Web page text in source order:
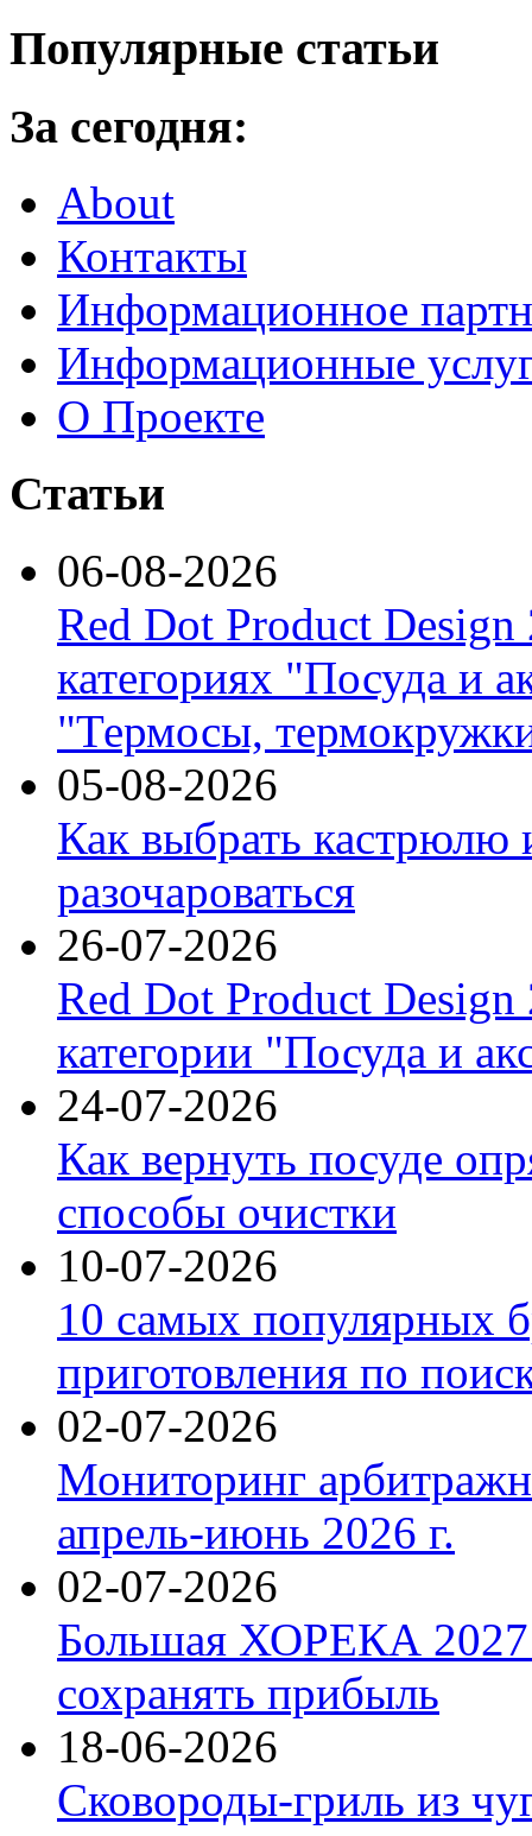
Популярные статьи
За сегодня:
About
Контакты
Информационное
Информационные
О Проекте
Статьи
06-08-2026
Red Dot Product Design
категориях "Посуда и
"Термосы,
05-08-2026
Как выбрать кастрюлю
разочароваться
26-07-2026
Red Dot Product Design
категории "Посуда и
24-07-2026
Как вернуть посуде
способы очистки
10-07-2026
10 самых популярных
приготовления по
02-07-2026
Мониторинг
апрель-июнь 2026 г.
02-07-2026
Большая ХОРЕКА 2027:
сохранять прибыль
18-06-2026
Сковороды-гриль из